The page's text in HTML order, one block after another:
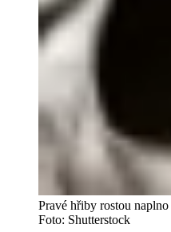
Pravé hřiby rostou
Foto: Shutterstock